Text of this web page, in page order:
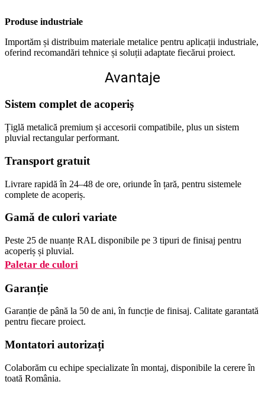
Produse industriale
Importăm și distribuim materiale metalice pentru aplicații industriale,
oferind recomandări tehnice și soluții adaptate fiecărui proiect.
Avantaje
Sistem complet de acoperiș
Țiglă metalică premium și accesorii compatibile, plus un sistem
pluvial rectangular performant.
Transport gratuit
Livrare rapidă în 24–48 de ore, oriunde în țară, pentru sistemele
complete de acoperiș.
Gamă de culori variate
Peste 25 de nuanțe RAL disponibile pe 3 tipuri de finisaj pentru
acoperiș și pluvial.
Paletar de culori
Garanție
Garanție de până la 50 de ani, în funcție de finisaj. Calitate garantată
pentru fiecare proiect.
Montatori autorizați
Colaborăm cu echipe specializate în montaj, disponibile la cerere în
toată România.